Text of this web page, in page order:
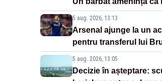
5 aug. 2026, 13:13
Arsenal ajunge la un
pentru transferul lui
5 aug. 2026, 13:05
Decizie în așteptare: